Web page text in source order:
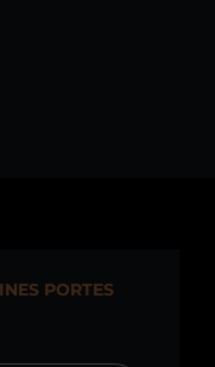
PORTES